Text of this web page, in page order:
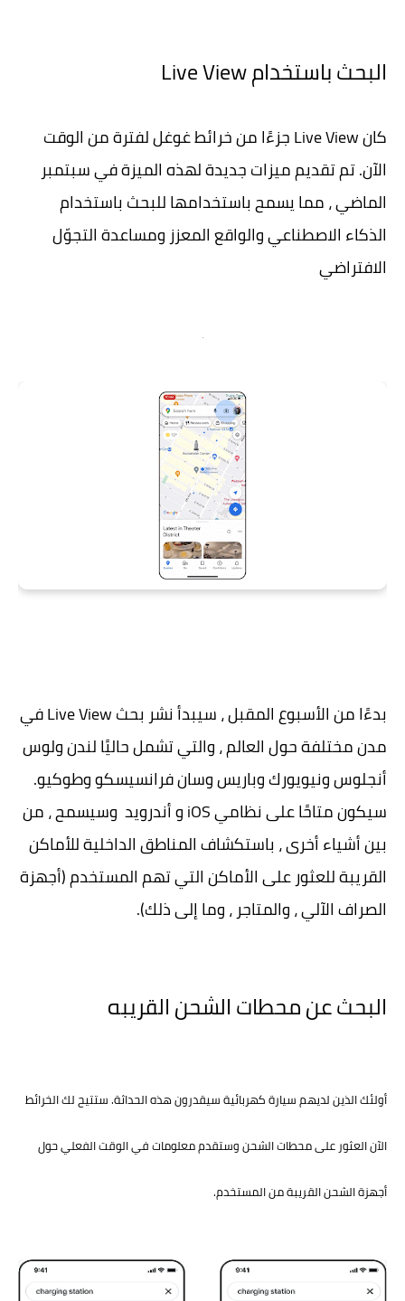
البحث باستخدام Live View
كان Live View جزءًا من خرائط غوغل لفترة من الوقت
الآن. تم تقديم ميزات جديدة لهذه الميزة في سبتمبر
الماضي ، مما يسمح باستخدامها للبحث باستخدام
الذكاء الاصطناعي والواقع المعزز ومساعدة التجوّل
الافتراضي
بدءًا من الأسبوع المقبل ، سيبدأ نشر بحث Live View في
مدن مختلفة حول العالم ، والتي تشمل حاليًا لندن ولوس
أنجلوس ونيويورك وباريس وسان فرانسيسكو وطوكيو.
سيكون متاحًا على نظامي iOS و أندرويد وسيسمح ، من
بين أشياء أخرى ، باستكشاف المناطق الداخلية للأماكن
القريبة للعثور على الأماكن التي تهم المستخدم (أجهزة
الصراف الآلي ، والمتاجر ، وما إلى ذلك).
البحث عن محطات الشحن القريبه
أولئك الذين لديهم سيارة كهربائية سيقدرون هذه الحداثة. ستتيح لك الخرائط
الآن العثور على محطات الشحن وستقدم معلومات في الوقت الفعلي حول
أجهزة الشحن القريبة من المستخدم.